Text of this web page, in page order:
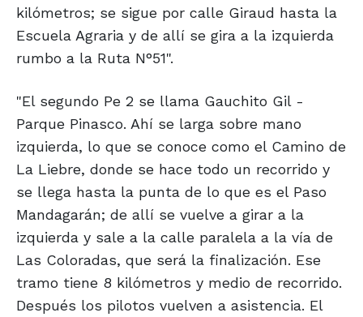
kilómetros; se sigue por calle Giraud hasta la
Escuela Agraria y de allí se gira a la izquierda
rumbo a la Ruta N°51".
"El segundo Pe 2 se llama Gauchito Gil -
Parque Pinasco. Ahí se larga sobre mano
izquierda, lo que se conoce como el Camino de
La Liebre, donde se hace todo un recorrido y
se llega hasta la punta de lo que es el Paso
Mandagarán; de allí se vuelve a girar a la
izquierda y sale a la calle paralela a la vía de
Las Coloradas, que será la finalización. Ese
tramo tiene 8 kilómetros y medio de recorrido.
Después los pilotos vuelven a asistencia. El